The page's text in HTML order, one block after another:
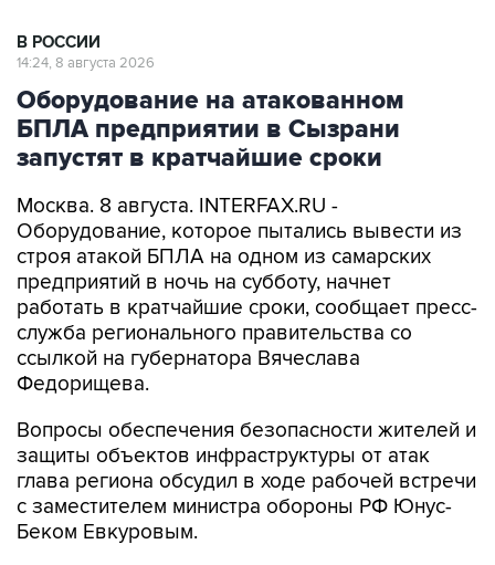
В РОССИИ
14:24, 8 августа 2026
Оборудование на атакованном
БПЛА предприятии в Сызрани
запустят в кратчайшие сроки
Москва. 8 августа. INTERFAX.RU -
Оборудование, которое пытались вывести из
строя атакой БПЛА на одном из самарских
предприятий в ночь на субботу, начнет
работать в кратчайшие сроки, сообщает пресс-
служба регионального правительства со
ссылкой на губернатора Вячеслава
Федорищева.
Вопросы обеспечения безопасности жителей и
защиты объектов инфраструктуры от атак
глава региона обсудил в ходе рабочей встречи
с заместителем министра обороны РФ Юнус-
Беком Евкуровым.